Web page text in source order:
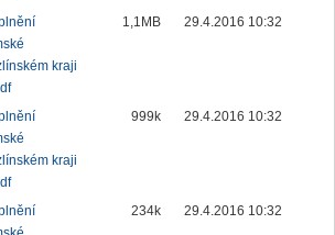
kraji
1,1MB 29.4.2016 10:32
kraji
999k 29.4.2016 10:32
234k 29.4.2016 10:32